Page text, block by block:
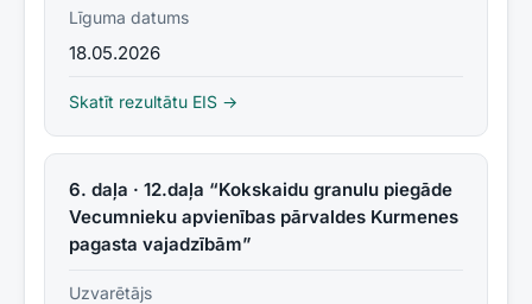
Līguma datums
18.05.2026
Skatīt rezultātu EIS →
6. daļa · 12.daļa “Kokskaidu granulu piegāde
Vecumnieku apvienības pārvaldes Kurmenes
pagasta vajadzībām”
Uzvarētājs